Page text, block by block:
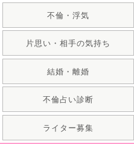
不倫・浮気
片思い・相手の気持ち
結婚・離婚
不倫占い診断
ライター募集